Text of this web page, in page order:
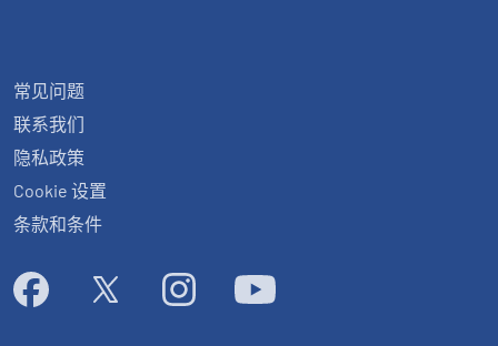
常见问题
联系我们
隐私政策
Cookie 设置
条款和条件